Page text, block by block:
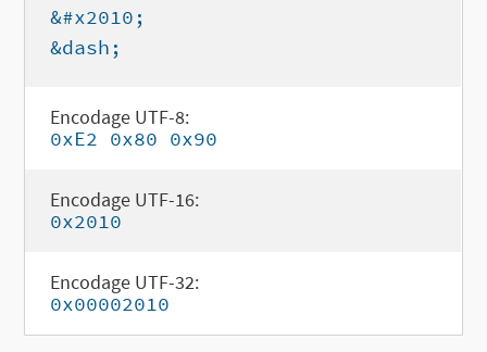
&#x2010;
&dash;
Encodage UTF-8:
0xE2 0x80 0x90
Encodage UTF-16:
0x2010
Encodage UTF-32:
0x00002010